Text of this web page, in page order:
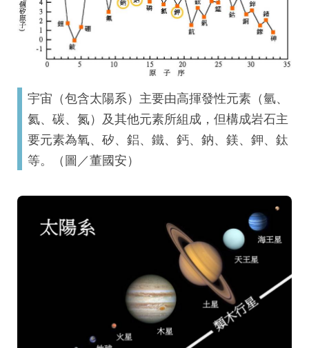
宇宙（包含太陽系）主要由高揮發性元素（氫、
氦、碳、氮）及其他元素所組成，但構成岩石主
要元素為氧、矽、鋁、鐵、鈣、鈉、鎂、鉀、鈦
等。（圖／董國安）